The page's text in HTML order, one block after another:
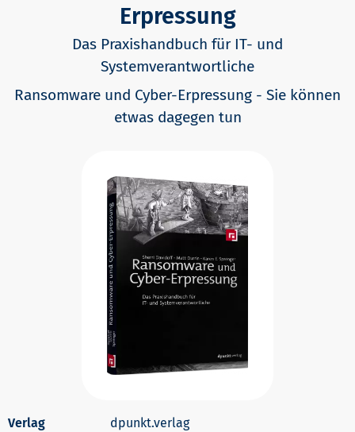
Erpressung
Das Praxishandbuch für IT- und
Systemverantwortliche
Ransomware und Cyber-Erpressung - Sie können
etwas dagegen tun
dpunkt.verlag